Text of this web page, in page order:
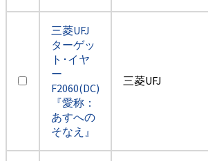
三菱UFJ
ターゲッ
ト･イヤ
ー
F2060(DC)
『愛称：
あすへの
そなえ』
三菱UFJ